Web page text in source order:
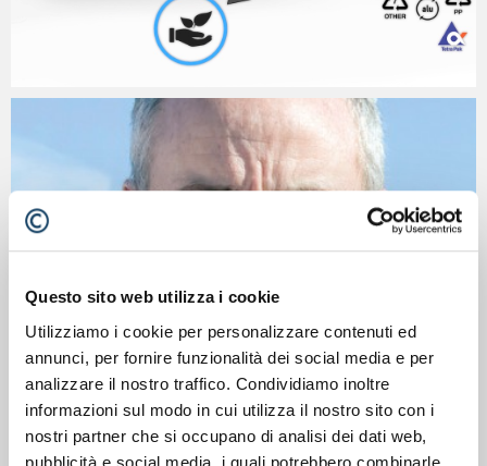
Questo sito web utilizza i cookie
Utilizziamo i cookie per personalizzare contenuti ed
annunci, per fornire funzionalità dei social media e per
analizzare il nostro traffico. Condividiamo inoltre
informazioni sul modo in cui utilizza il nostro sito con i
nostri partner che si occupano di analisi dei dati web,
pubblicità e social media, i quali potrebbero combinarle